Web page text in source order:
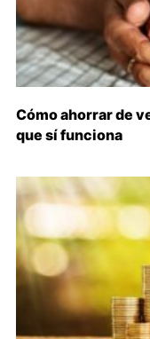
Cómo ahorrar de
que sí funciona